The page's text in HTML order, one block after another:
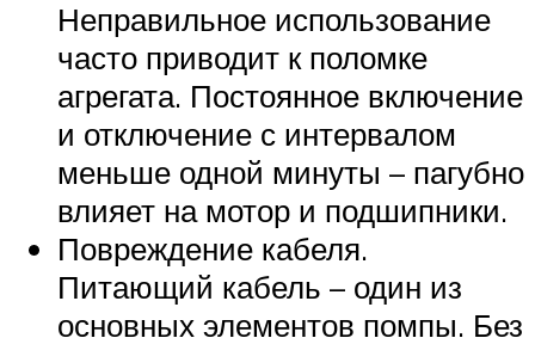
Неправильное использование
часто приводит к поломке
агрегата. Постоянное включение
и отключение с интервалом
меньше одной минуты – пагубно
влияет на мотор и подшипники.
Повреждение кабеля.
Питающий кабель – один из
основных элементов помпы. Без